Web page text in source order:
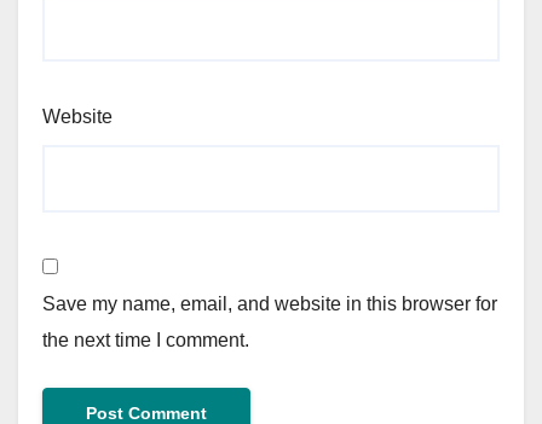
Website
Save my name, email, and website in this browser for
the next time I comment.